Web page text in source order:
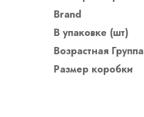
Brand
В упаковке (шт)
Возрастная Группа
Размер коробки